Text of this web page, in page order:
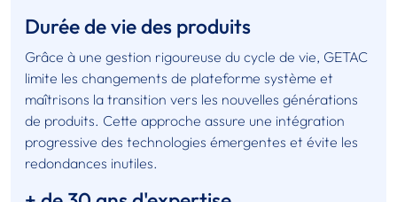
Durée de vie des produits
Grâce à une gestion rigoureuse du cycle de vie, GETAC
limite les changements de plateforme système et
maîtrisons la transition vers les nouvelles générations
de produits. Cette approche assure une intégration
progressive des technologies émergentes et évite les
redondances inutiles.